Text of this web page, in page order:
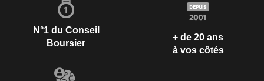
N°1 du Conseil
Boursier
+ de 20 ans
à vos côtés